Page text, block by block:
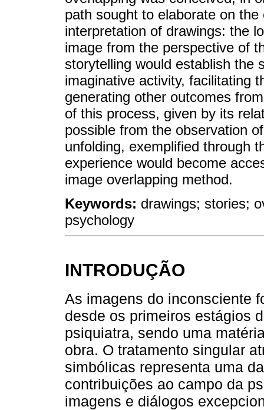
path sought to elaborate on
interpretation of drawings: the
image from the perspective of
storytelling would establish the
imaginative activity, facilitating
generating other outcomes
of this process, given by its
possible from the observation
unfolding, exemplified through
experience would become
image overlapping method.
Keywords: drawings; stories;
psychology
INTRODUÇÃO
As imagens do inconsciente
desde os primeiros estágios
psiquiatra, sendo uma
obra. O tratamento singular
simbólicas representa uma
contribuições ao campo da
imagens e diálogos